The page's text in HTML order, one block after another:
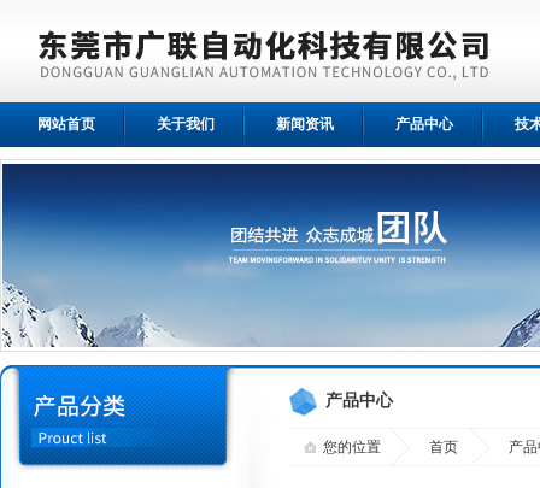
网站首页 关于我们 新闻资讯 产品中心 技
产品中心
您的位置 首页 产